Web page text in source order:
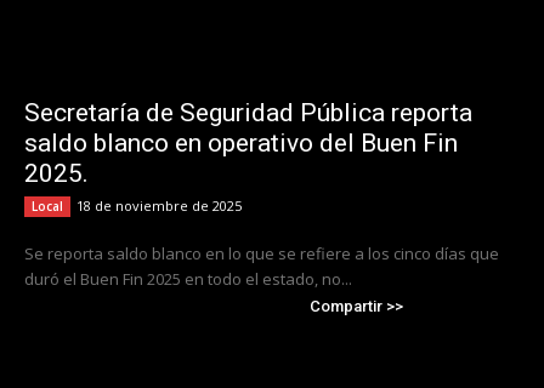
Secretaría de Seguridad Pública reporta
saldo blanco en operativo del Buen Fin
2025.
Local 18 de noviembre de 2025
Se reporta saldo blanco en lo que se refiere a los cinco días que
duró el Buen Fin 2025 en todo el estado, no...
Compartir >>